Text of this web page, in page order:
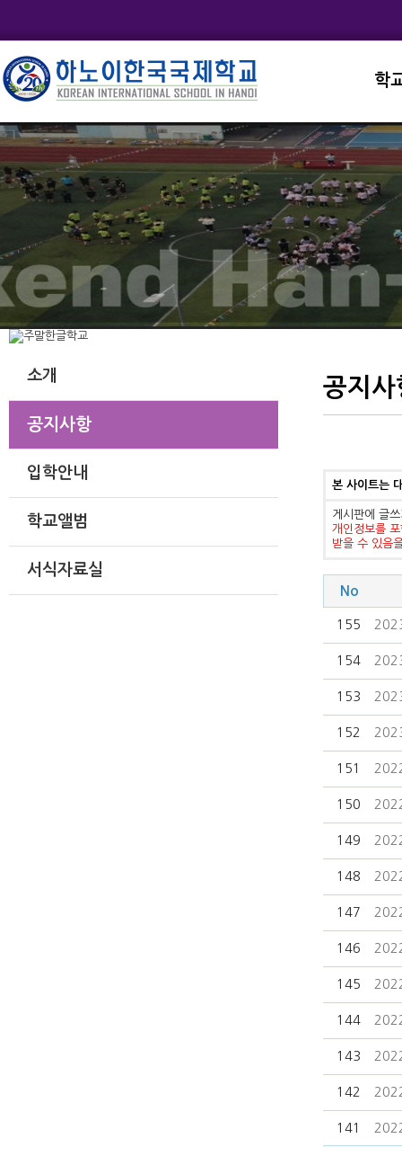
학
학
학
학
학
소개
공지사항
입학안내
학교앨범
서식자료실
공지사
본 사이트는
게시판에 글
개인정보를
받을 수 있음
No
155
154
153
152
151
150
149
148
147
146
145
144
143
142
141